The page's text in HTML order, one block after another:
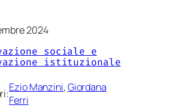
2024
sociale e
istituzionale
Ezio Manzini, Giordana
Ferri